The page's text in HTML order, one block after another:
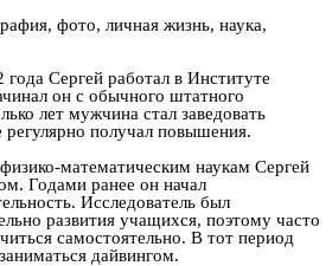
Сергей работал в Институте
он с обычного штатного
лет мужчина стал заведовать
регулярно получал повышения.
математическим наукам Сергей
Годами ранее он начал
Исследователь был
развития учащихся, поэтому часто
самостоятельно. В тот период
дайвингом.